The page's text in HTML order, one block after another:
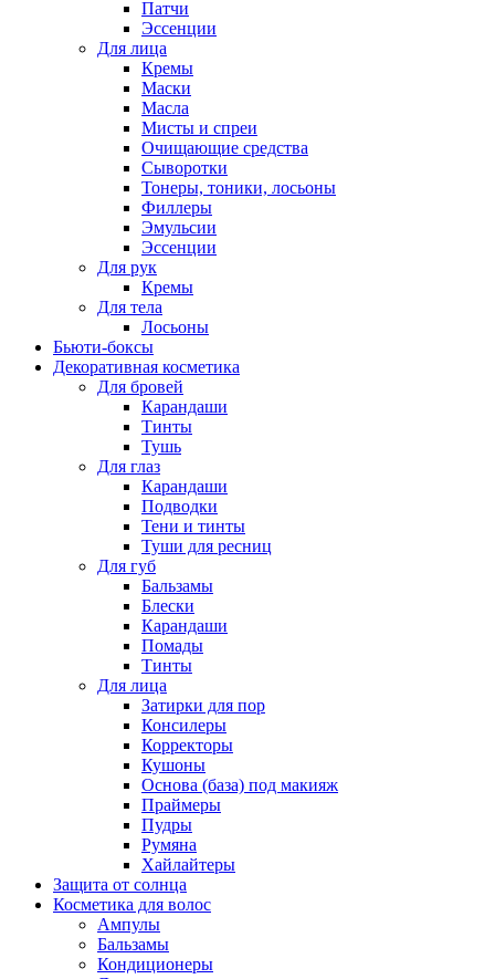
Патчи
Эссенции
Для лица
Кремы
Маски
Масла
Мисты и спреи
Очищающие средства
Сыворотки
Тонеры, тоники, лосьоны
Филлеры
Эмульсии
Эссенции
Для рук
Кремы
Для тела
Лосьоны
Бьюти-боксы
Декоративная косметика
Для бровей
Карандаши
Тинты
Тушь
Для глаз
Карандаши
Подводки
Тени и тинты
Туши для ресниц
Для губ
Бальзамы
Блески
Карандаши
Помады
Тинты
Для лица
Затирки для пор
Консилеры
Корректоры
Кушоны
Основа (база) под макияж
Праймеры
Пудры
Румяна
Хайлайтеры
Защита от солнца
Косметика для волос
Ампулы
Бальзамы
Кондиционеры